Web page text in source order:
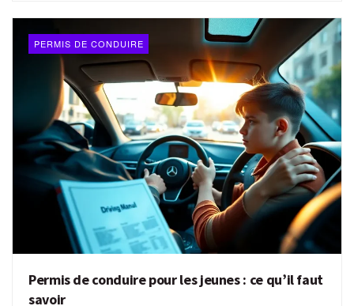
PERMIS DE CONDUIRE
Permis de conduire pour les jeunes : ce qu’il faut
savoir